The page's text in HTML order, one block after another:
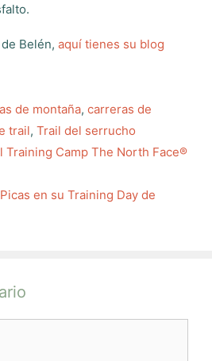
Belén, aquí tienes su blog
de montaña, carreras de
trail, Trail del serrucho
Training Camp The North Face®
en su Training Day de